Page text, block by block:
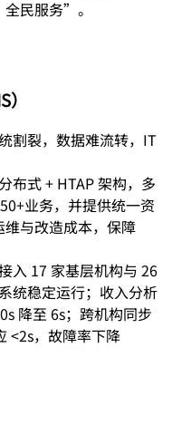
⺠服务”。
割裂，数据难流转，IT
布式 + HTAP 架构，多
业务，并提供统一资
与改造成本，保障
入 17 家基层机构与 26
统稳定运行；收入分析
降至 6s；跨机构同步
<2s，故障率下降